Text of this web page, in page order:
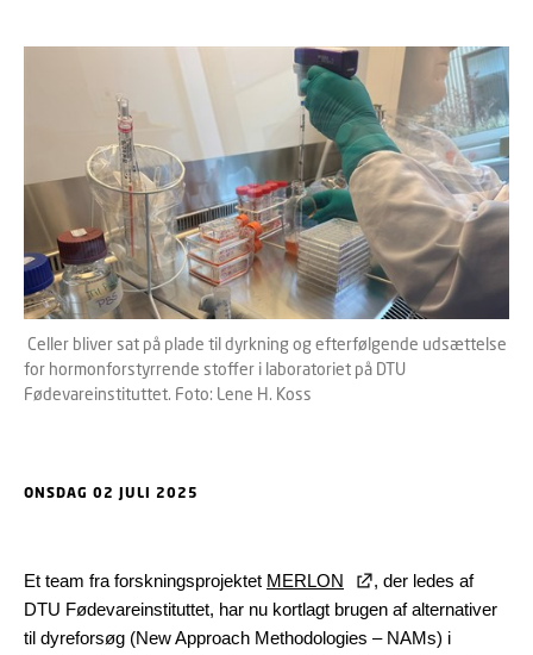
Celler bliver sat på plade til dyrkning og efterfølgende udsættelse
for hormonforstyrrende stoffer i laboratoriet på DTU
Fødevareinstituttet. Foto: Lene H. Koss
ONSDAG 02 JULI 2025
Et team fra forskningsprojektet MERLON
, der ledes af
DTU Fødevareinstituttet, har nu kortlagt brugen af alternativer
til dyreforsøg (New Approach Methodologies – NAMs) i